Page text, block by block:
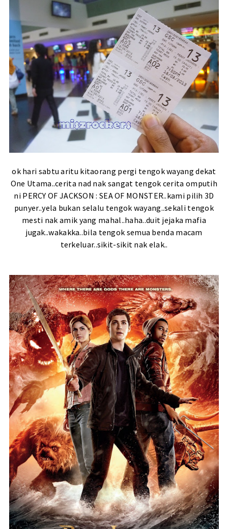
ok hari sabtu aritu kitaorang pergi tengok wayang dekat
One Utama..cerita nad nak sangat tengok cerita omputih
ni PERCY OF JACKSON : SEA OF MONSTER..kami pilih 3D
punyer..yela bukan selalu tengok wayang..sekali tengok
mesti nak amik yang mahal..haha..duit jejaka mafia
jugak..wakakka..bila tengok semua benda macam
terkeluar..sikit-sikit nak elak..